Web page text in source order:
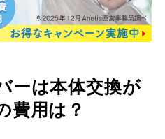
ーは本体交換が
費用は？